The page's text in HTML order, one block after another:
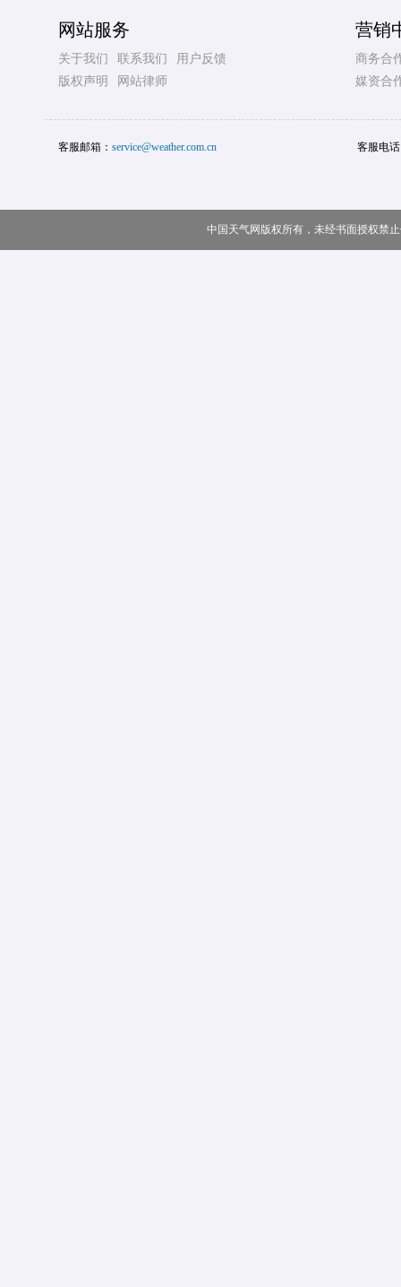
网站服务
关于我们 联系我们
用户反馈
版权声明
网站律师
营销
商务合
媒资合
客服邮箱： service@weather.com.cn 客服电
中国天气网版权所有，未经书面授权